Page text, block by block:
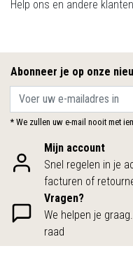
Help ons en andere
Abonneer je op onze
* We zullen uw e-mail nooit met
Mijn account
Snel regelen in je
facturen of
Vragen?
We helpen je
raad